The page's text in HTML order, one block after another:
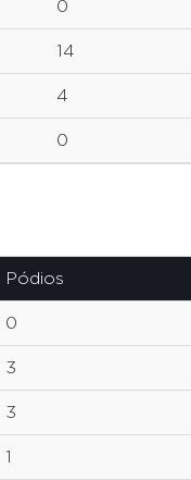
0
14
4
0
Pódios
0
3
3
1